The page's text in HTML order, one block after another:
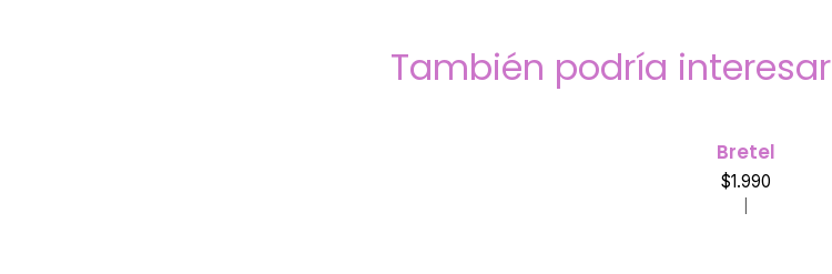
También podría
Bretel
$1.990